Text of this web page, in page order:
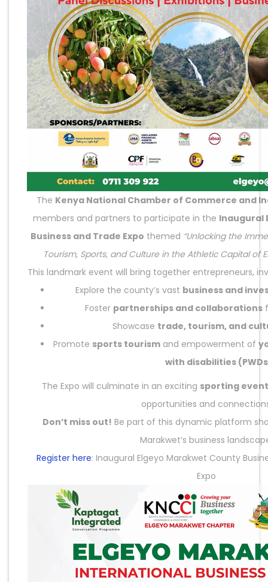
The Kenya National Chamber of Commerce and
members and partners to participate in the Inaugural
Business and Trade Expo themed “Unlocking the
Tourism, Sports, and Culture in the Athletic Capital of
This landmark event will bring together entrepreneurs,
Explore the county’s vast business and
Foster partnerships and collaborations
Showcase trade, tourism, and
Promote sports tourism and empowerment of
with disabilities
The Expo will culminate in an exciting sporting event
opportunities and
Don’t miss out! Be part of this dynamic platform
Marakwet’s business
Register here: Inaugural Elgeyo Marakwet County
Expo